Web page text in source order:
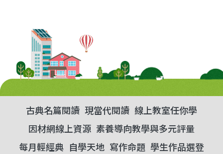
古典名篇閱讀 現當代閱讀 線上教室任你學
因材網線上資源 素養導向教學與多元評量
每月輕經典 自學天地 寫作命題 學生作品選登